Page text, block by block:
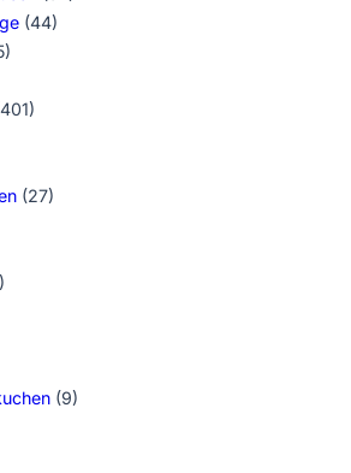
(44)
(27)
(9)